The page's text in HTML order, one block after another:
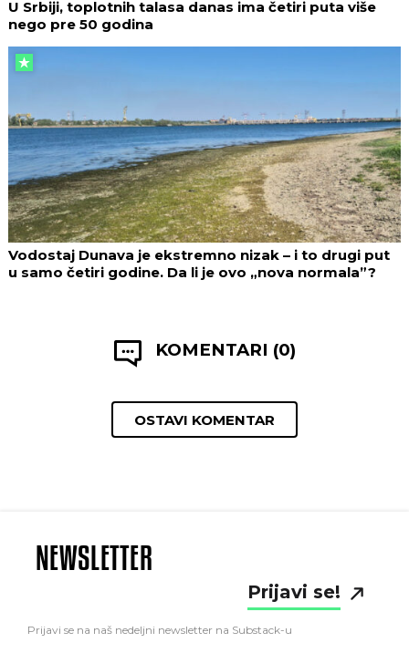
U Srbiji, toplotnih talasa danas ima četiri puta više
nego pre 50 godina
Vodostaj Dunava je ekstremno nizak – i to drugi put
u samo četiri godine. Da li je ovo „nova normala”?
KOMENTARI (0)
OSTAVI KOMENTAR
NEWSLETTER
Prijavi se!
Prijavi se na naš nedeljni newsletter na Substack-u